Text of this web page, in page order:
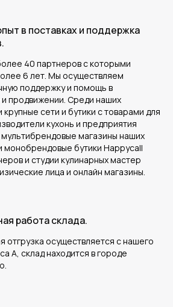
в поставках и поддержка
40 партнеров с которыми
6 лет. Мы осуществляем
поддержку и помощь в
продвижении. Среди наших
крупные сети и бутики с товарами для
кухонь и предприятия
магазины наших
монобрендовые бутики Happycall
и студии кулинарных мастер
лица и онлайн магазины.
работа склада.
отгрузка осуществляется с нашего
А, склад находится в городе